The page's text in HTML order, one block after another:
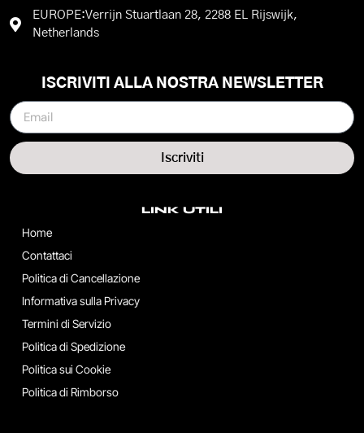
EUROPE:Verrijn Stuartlaan 28, 2288 EL Rijswijk,
Netherlands
LINK UTILI
Home
Contattaci
Politica di Cancellazione
Informativa sulla Privacy
Termini di Servizio
Politica di Spedizione
Politica sui Cookie
Politica di Rimborso
ISCRIVITI ALLA NOSTRA NEWSLETTER
Iscriviti